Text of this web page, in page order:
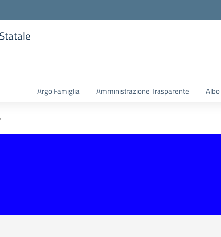
Argo Famiglia Amministrazione Trasparente